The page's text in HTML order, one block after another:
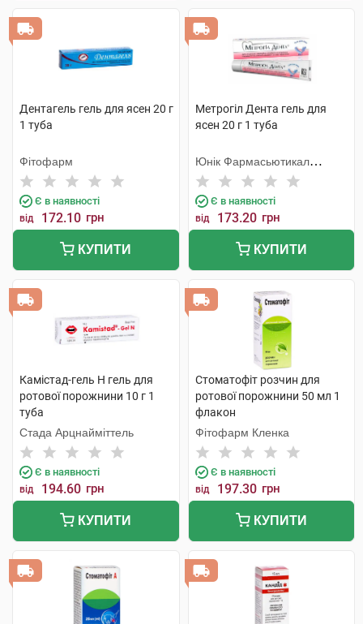
Дентагель гель для ясен 20 г
1 туба
Фітофарм
Є в наявності
від 172.10 грн
КУПИТИ
Метрогіл Дента гель для
ясен 20 г 1 туба
Юнік Фармасьютикал
Лабораторіз
Є в наявності
від 173.20 грн
КУПИТИ
Камістад-гель Н гель для
ротової порожнини 10 г 1
туба
Стада Арцнайміттель
Є в наявності
від 194.60 грн
КУПИТИ
Стоматофіт розчин для
ротової порожнини 50 мл 1
флакон
Фітофарм Кленка
Є в наявності
від 197.30 грн
КУПИТИ